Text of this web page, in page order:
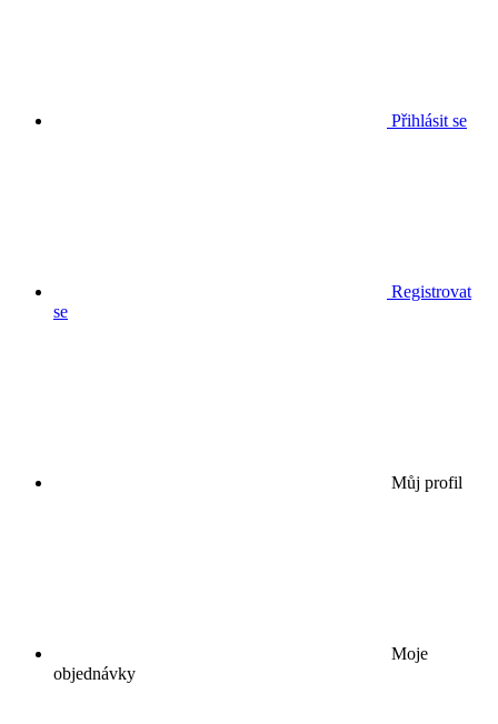
Přihlásit se
Registrovat
se
Můj profil
Moje
objednávky